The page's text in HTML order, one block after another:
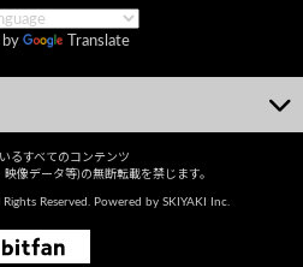
by Translate
るすべてのコンテンツ
像データ等)の無断転載を禁じます。
Reserved. Powered by SKIYAKI Inc.